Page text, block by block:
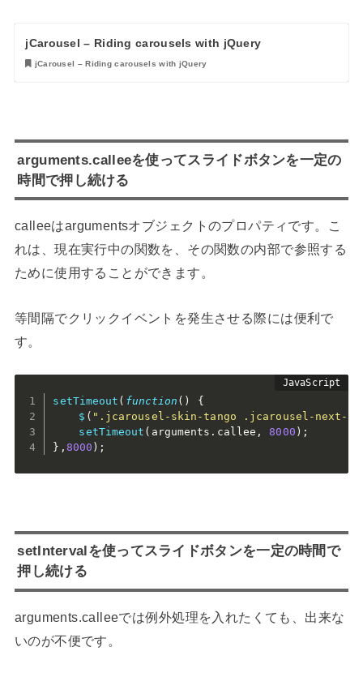
jCarousel – Riding carousels with jQuery
jCarousel – Riding carousels with jQuery
arguments.calleeを使ってスライドボタンを一定の
時間で押し続ける
calleeはargumentsオブジェクトのプロパティです。こ
れは、現在実行中の関数を、その関数の内部で参照する
ために使用することができます。
等間隔でクリックイベントを発生させる際には便利で
す。
setTimeout ( function ( )
{
$ ( ".jcarousel-skin-tango .jcarousel-next-
setTimeout ( arguments . callee , 8000 ) ;
} , 8000 ) ;
setIntervalを使ってスライドボタンを一定の時間で
押し続ける
arguments.calleeでは例外処理を入れたくても、出来な
いのが不便です。